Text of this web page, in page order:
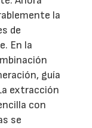
la
de
En la
guía
extracción
con
se